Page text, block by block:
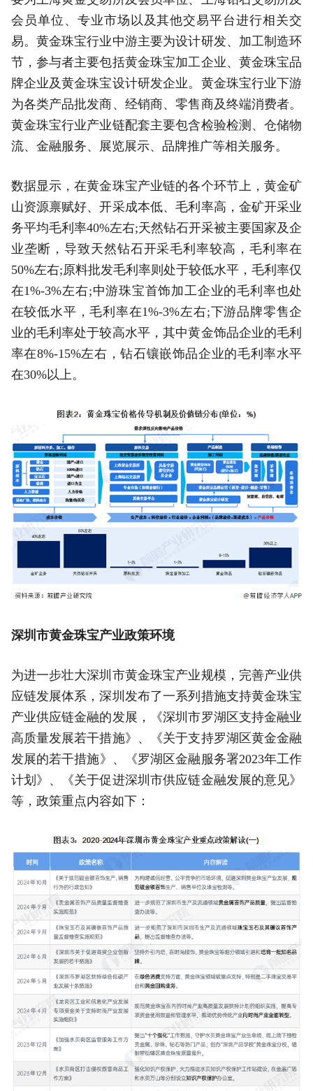
会员单位、专业市场以及其他交易平台进行相关交
易。黄金珠宝行业中游主要为设计研发、加工制造环
节，参与者主要包括黄金珠宝加工企业、黄金珠宝品
牌企业及黄金珠宝设计研发企业。黄金珠宝行业下游
为各类产品批发商、经销商、零售商及终端消费者。
黄金珠宝行业产业链配套主要包含检验检测、仓储物
流、金融服务、展览展示、品牌推广等相关服务。
数据显示，在黄金珠宝产业链的各个环节上，黄金矿
山资源禀赋好、开采成本低、毛利率高，金矿开采业
务平均毛利率40%左右;天然钻石开采被主要国家及企
业垄断，导致天然钻石开采毛利率较高，毛利率在
50%左右;原料批发毛利率则处于较低水平，毛利率仅
在1%-3%左右;中游珠宝首饰加工企业的毛利率也处
在较低水平，毛利率在1%-3%左右;下游品牌零售企
业的毛利率处于较高水平，其中黄金饰品企业的毛利
率在8%-15%左右，钻石镶嵌饰品企业的毛利率水平
在30%以上。
深圳市黄金珠宝产业政策环境
为进一步壮大深圳市黄金珠宝产业规模，完善产业供
应链发展体系，深圳发布了一系列措施支持黄金珠宝
产业供应链金融的发展，《深圳市罗湖区支持金融业
高质量发展若干措施》、《关于支持罗湖区黄金金融
发展的若干措施》、《罗湖区金融服务署2023年工作
计划》、《关于促进深圳市供应链金融发展的意见》
等，政策重点内容如下：